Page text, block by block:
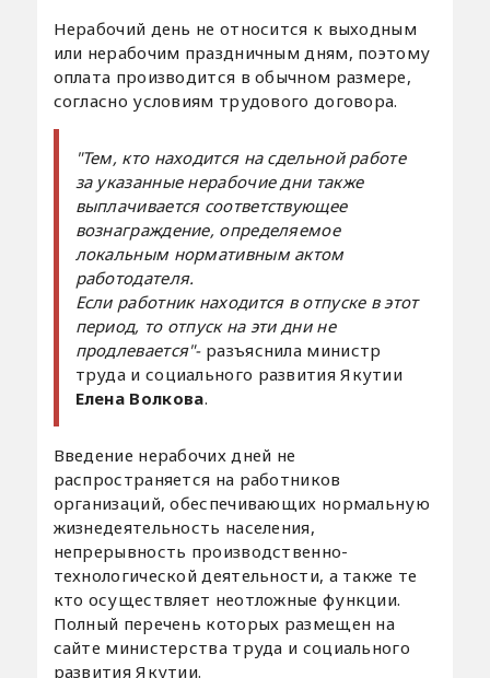
Нерабочий день не относится к выходным
или нерабочим праздничным дням, поэтому
оплата производится в обычном размере,
согласно условиям трудового договора.
"Тем, кто находится на сдельной работе
за указанные нерабочие дни также
выплачивается соответствующее
вознаграждение, определяемое
локальным нормативным актом
работодателя.
Если работник находится в отпуске в этот
период, то отпуск на эти дни не
продлевается"-разъяснила министр
труда и социального развития Якутии
Елена Волкова.
Введение нерабочих дней не
распространяется на работников
организаций, обеспечивающих нормальную
жизнедеятельность населения,
непрерывность производственно-
технологической деятельности, а также те
кто осуществляет неотложные функции.
Полный перечень которых размещен на
сайте министерства труда и социального
развития Якутии.